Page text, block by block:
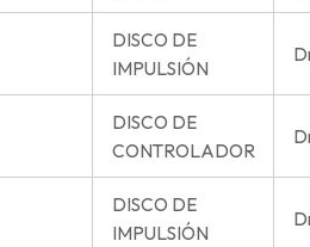
DISCO DE
IMPULSIÓN
DISCO DE
CONTROLADOR
DISCO DE
IMPULSIÓN